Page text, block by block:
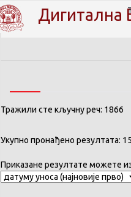
Дигитална
Тражили сте кључну реч: 1866
Укупно пронађено резултата:
Приказане резултате можете